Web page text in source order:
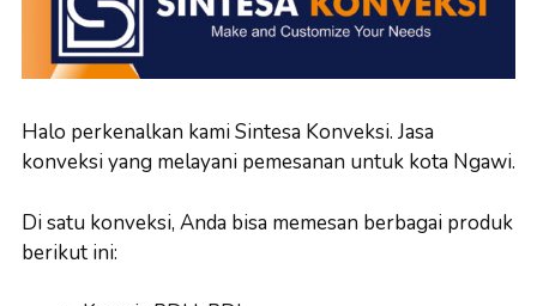
Halo perkenalkan kami Sintesa Konveksi. Jasa
konveksi yang melayani pemesanan untuk kota Ngawi.
Di satu konveksi, Anda bisa memesan berbagai produk
berikut ini: